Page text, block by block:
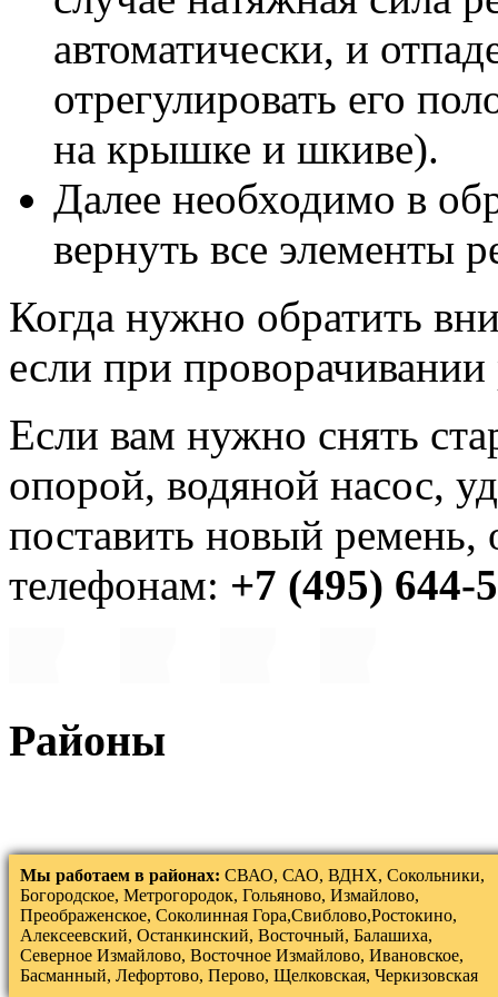
автоматически, и
отрегулировать его
на крышке и шкиве).
Далее необходимо в
вернуть все элементы
Когда нужно обратить
если при проворачивании
Если вам нужно снять
опорой, водяной насос,
поставить новый
телефонам: +7 (495) 644-
Районы
Мы работаем в районах: СВАО, САО, ВДНХ, Сокольники,
Богородское, Метрогородок, Гольяново, Измайлово,
Преображенское, Соколинная Гора,Свиблово,Ростокино,
Алексеевский, Останкинский, Восточный, Балашиха,
Северное Измайлово, Восточное Измайлово, Ивановское,
Басманный, Лефортово, Перово, Щелковская, Черкизовская